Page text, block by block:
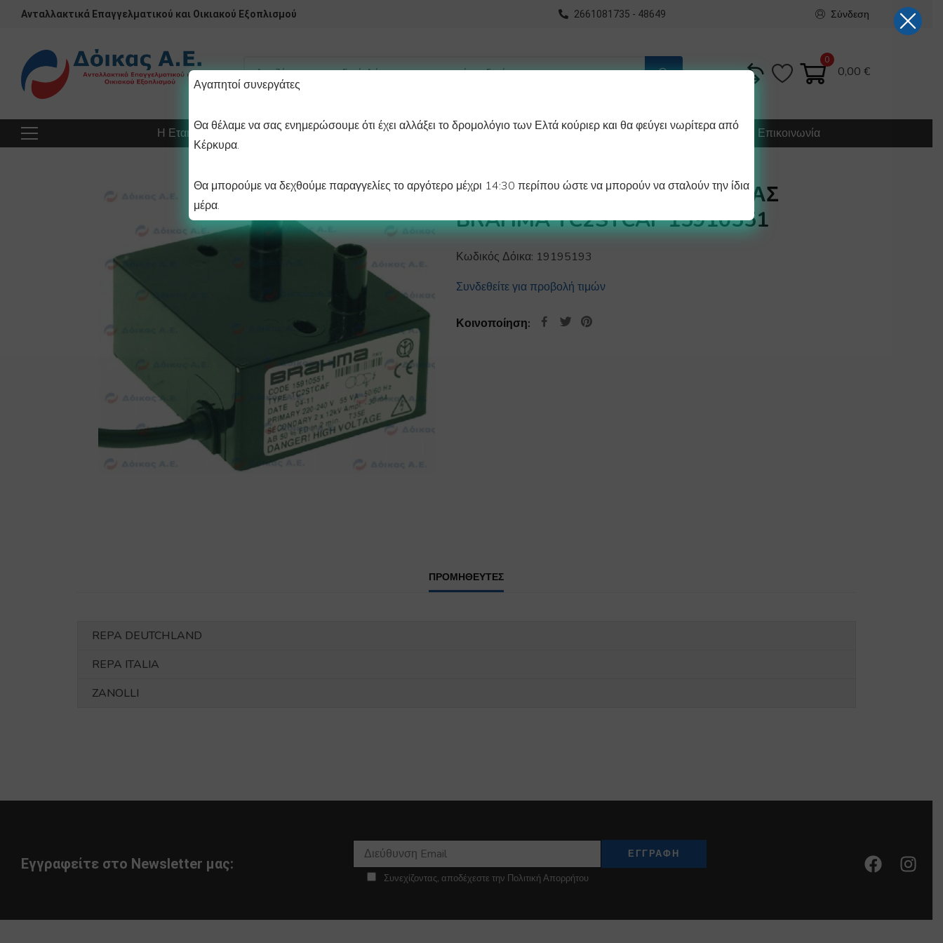
Ανταλλακτικά Επαγγελματικού και Οικιακού Εξοπλισμού 2661081735 - 48649 Σύνδεση
0
0,00€
Η Εταιρεία Προϊόντα Προχωρημένη Αναζήτηση Διαγράμματα Λάστιχα Ψυγείου Κατασκευή Οδηγίες Επικοινωνία
ΜΕΤΑΣΧΗΜΑΤΙΣΤΗΣ ΠΛΑΚΕΤΑΣ
BRAHMA TC2STCAF 15910551
Κωδικός Δόικα: 19195193
Συνδεθείτε για προβολή τιμών
Κοινοποίηση:
ΠΡΟΜΗΘΕΥΤΕΣ
REPA DEUTCHLAND
REPA ITALIA
ZANOLLI
Εγγραφείτε στο Newsletter μας:
Συνεχίζοντας, αποδέχεστε την Πολιτική Απορρήτου
Αγαπητοί συνεργάτες
Θα θέλαμε να σας ενημερώσουμε ότι έχει αλλάξει το δρομολόγιο των Ελτά κούριερ και θα φεύγει νωρίτερα από
Κέρκυρα.
Θα μπορούμε να δεχθούμε παραγγελίες το αργότερο μέχρι 14:30 περίπου ώστε να μπορούν να σταλούν την ίδια
μέρα.